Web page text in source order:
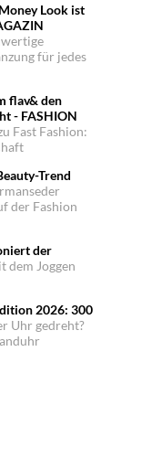
Look ist
für jedes
flav& den
- FASHION
Fast Fashion:
Trend
der Fashion
der
dem Joggen
2026: 300
Uhr gedreht?